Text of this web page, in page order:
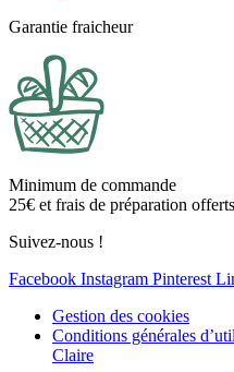
Garantie fraicheur
Minimum de commande
25€ et frais de préparation offerts
Suivez-nous !
Facebook Instagram Pinterest
Gestion des cookies
Conditions générales
Claire